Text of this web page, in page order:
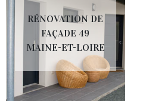
RÉNOVATION DE
FAÇADE 49
MAINE-ET-LOIRE